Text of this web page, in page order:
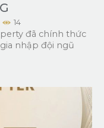
14
đã chính thức
nhập đội ngũ